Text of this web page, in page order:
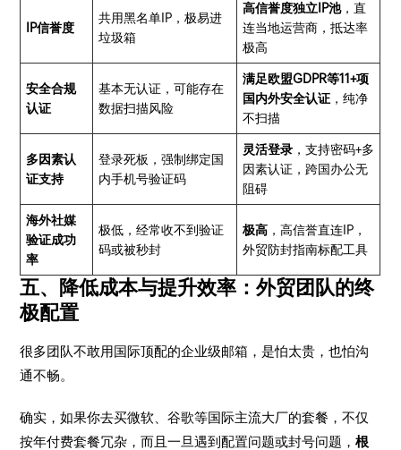
IP信誉度
共用黑名单IP，极易进
垃圾箱
高信誉度独立IP池，直
连当地运营商，抵达率
极高
安全合规
认证
基本无认证，可能存在
数据扫描风险
满足欧盟GDPR等11+项
国内外安全认证 ，纯净
不扫描
多因素认
证支持
登录死板，强制绑定国
内手机号验证码
灵活登录 ，支持密码+多
因素认证，跨国办公无
阻碍
海外社媒
验证成功
率
极低，经常收不到验证
码或被秒封
极高 ，高信誉直连IP，
外贸防封指南标配工具
五、降低成本与提升效率：外贸团队的终
极配置
很多团队不敢用国际顶配的企业级邮箱，是怕太贵，也怕沟
通不畅。
确实，如果你去买微软、谷歌等国际主流大厂的套餐，不仅
按年付费套餐冗杂，而且一旦遇到配置问题或封号问题，根